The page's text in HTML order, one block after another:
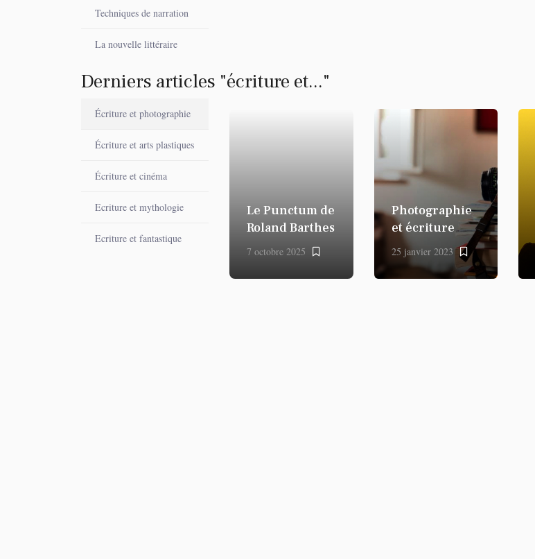
Techniques de narration
La nouvelle littéraire
Derniers articles "écriture et..."
Écriture et photographie
Écriture et arts plastiques
Écriture et cinéma
Ecriture et mythologie
Ecriture et fantastique
Le Punctum de
Roland Barthes
7 octobre 2025
Photographie
et écriture
25 janvier 2023